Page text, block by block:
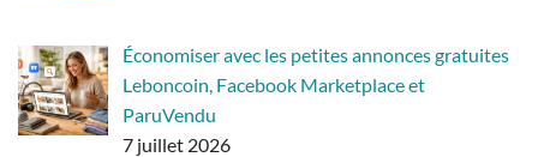
Économiser avec les petites annonces gratuites
Leboncoin, Facebook Marketplace et
ParuVendu
7 juillet 2026